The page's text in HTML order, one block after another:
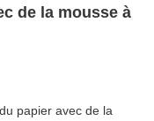
de la mousse à